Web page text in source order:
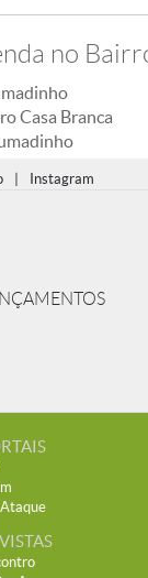
no
Casa Branca
Instagram